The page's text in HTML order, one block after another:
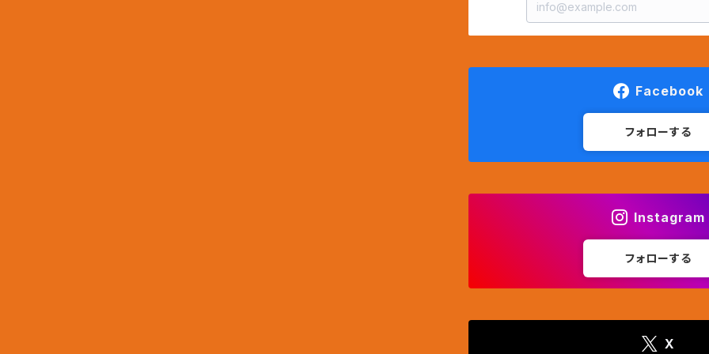
Facebook
フォローする
Instagram
フォローする
X